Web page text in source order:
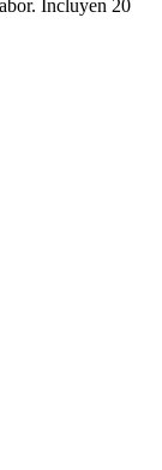
Incluyen 20